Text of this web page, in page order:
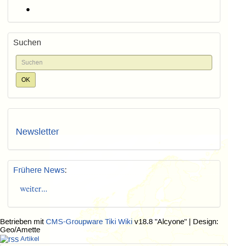
Suchen
Newsletter
Frühere News:
weiter...
Betrieben mit CMS-Groupware Tiki Wiki v18.8 "Alcyone" | Design:
Geo/Amette
Artikel